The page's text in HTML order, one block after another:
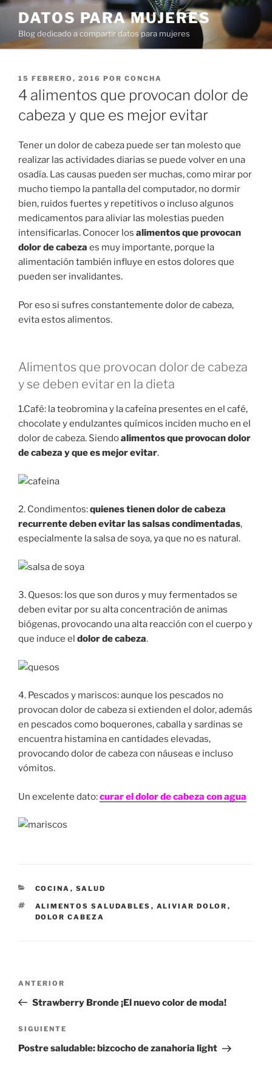
Ir
contenido
DATOS PARA MUJERES
Blog dedicado a compartir datos para mujeres
PUBLICADO
EN
15 FEBRERO, 2016 POR CONCHA
4 alimentos que provocan dolor de
cabeza y que es mejor evitar
Tener un dolor de cabeza puede ser tan molesto que
realizar las actividades diarias se puede volver en una
osadía. Las causas pueden ser muchas, como mirar por
mucho tiempo la pantalla del computador, no dormir
bien, ruidos fuertes y repetitivos o incluso algunos
medicamentos para aliviar las molestias pueden
intensificarlas. Conocer los alimentos que provocan
dolor de cabeza es muy importante, porque la
alimentación también influye en estos dolores que
pueden ser invalidantes.
Por eso si sufres constantemente dolor de cabeza,
evita estos alimentos.
Alimentos que provocan dolor de cabeza
y se deben evitar en la dieta
1.Café: la teobromina y la cafeína presentes en el café,
chocolate y endulzantes químicos inciden mucho en el
dolor de cabeza. Siendoalimentos que provocan dolor
de cabeza y que es mejor evitar.
2. Condimentos:quienes tienen dolor de cabeza
recurrente deben evitar las salsas condimentadas,
especialmente la salsa de soya, ya que no es natural.
3. Quesos: los que son duros y muy fermentados se
deben evitar por su alta concentración de animas
biógenas, provocando una alta reacción con el cuerpo y
que induce el dolor de cabeza.
4. Pescados y mariscos: aunque los pescados no
provocan dolor de cabeza si extienden el dolor, además
en pescados como boquerones, caballa y sardinas se
encuentra histamina en cantidades elevadas,
provocando dolor de cabeza con náuseas e incluso
vómitos.
Un excelente dato:curar el dolor de cabeza con agua
CATEGORÍAS
COCINA , SALUD
ETIQUETAS
ALIMENTOS SALUDABLES , ALIVIAR DOLOR ,
DOLOR CABEZA
entradas
Entrada
anterior:
ANTERIOR
Strawberry Bronde ¡El nuevo color de moda!
Siguiente
entrada
SIGUIENTE
Postre saludable: bizcocho de zanahoria light